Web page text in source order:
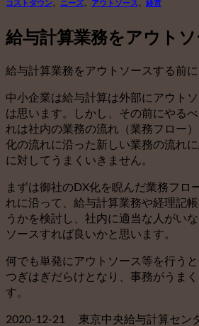
コストダウン ニーズ、 アウトソース 経営
給与計算業務をアウト
給与計算業務をアウトソースする前に
中小企業は給与計算は外部にアウト
は思います。しかし、その前にやる
れは社内の業務の流れ（業務フロー
化の流れに沿った新しい業務の流れ
に対してうまくいきません。
まずは御社のDX化を睨んだ業務フロ
れに沿って、給与計算業務や経理記
うかを検討し、社内に適当な人がい
ソースすれば良いかと思います。
何でも単発にアウトソース等を行う
つぎはぎだらけとなり、事務がうま
す。
2020-12-21 東京中央給与計算セン